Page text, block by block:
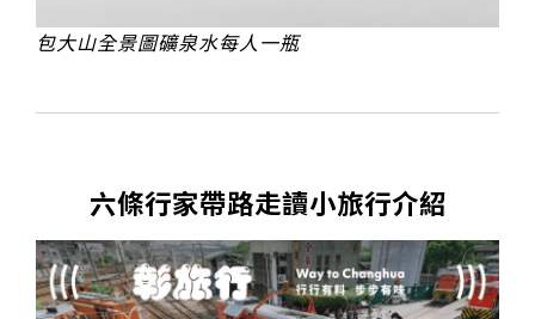
包大山全景圖礦泉水每人一瓶
六條行家帶路走讀小旅行介紹